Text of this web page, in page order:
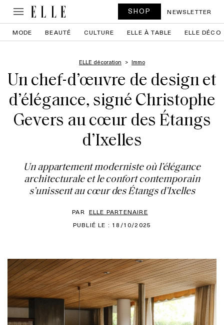
SHOP NEWSLETTER
MODE BEAUTÉ CULTURE ELLE À TABLE ELLE DÉCO
ELLE décoration Immo
Un chef-d’œuvre de design et
d’élégance, signé Christophe
Gevers au cœur des Étangs
d’Ixelles
Un appartement moderniste où l’élégance
architecturale et le confort contemporain
s’unissent au cœur des Étangs d’Ixelles
PAR ELLE PARTENAIRE
PUBLIÉ LE : 18/10/2025